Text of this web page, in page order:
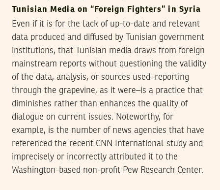
Tunisian Media on “Foreign Fighters” in Syria
Even if it is for the lack of up-to-date and relevant
data produced and diffused by Tunisian government
institutions, that Tunisian media draws from foreign
mainstream reports without questioning the validity
of the data, analysis, or sources used–reporting
through the grapevine, as it were–is a practice that
diminishes rather than enhances the quality of
dialogue on current issues. Noteworthy, for
example, is the number of news agencies that have
referenced the recent CNN International study and
imprecisely or incorrectly attributed it to the
Washington-based non-profit Pew Research Center.